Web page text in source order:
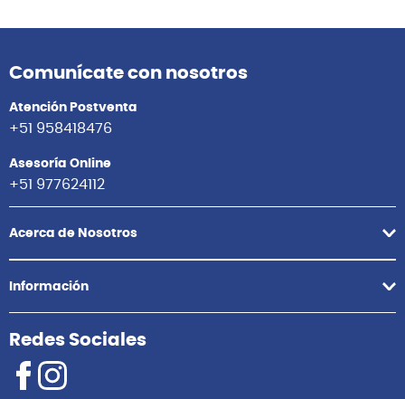
Comunícate con nosotros
Atención Postventa
+51 958418476
Asesoría Online
+51 977624112
Acerca de Nosotros
Información
Redes Sociales